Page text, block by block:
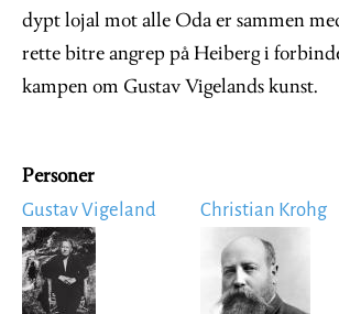
dypt lojal mot alle Oda er sammen
rette bitre angrep på Heiberg i
kampen om Gustav Vigelands kunst.
Personer
Gustav Vigeland
Image
Christian Krohg
Image